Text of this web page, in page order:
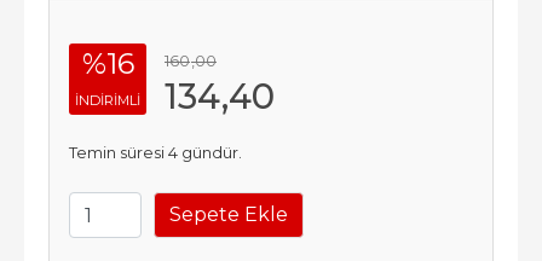
%16
INDIRIMLI
160,00
134,40
Temin süresi 4 gündür.
Sepete Ekle